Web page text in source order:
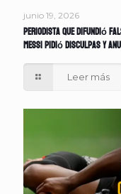
junio 19, 2026
Periodista que difundió
Messi pidió disculpas y
Leer más